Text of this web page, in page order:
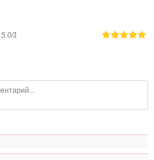
5.0/1